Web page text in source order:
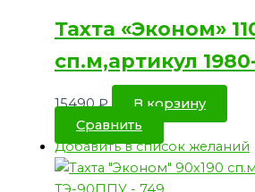
Тахта «Эконом»
сп.м,артикул
15490₽
В корзину
Сравнить
Добавить в список желаний